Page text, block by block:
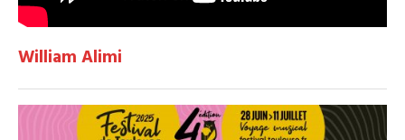
William Alimi